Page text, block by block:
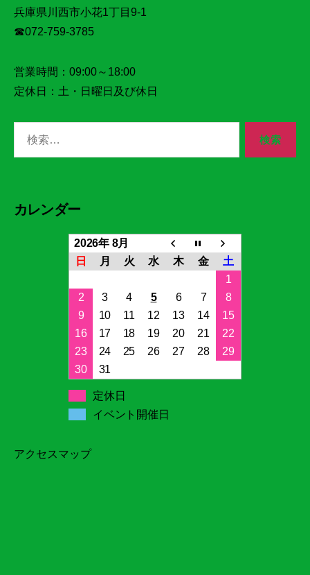
兵庫県川西市小花1丁目9‐1
☎072‐759‐3785
営業時間：09:00～18:00
定休日：土・日曜日及び休日
対
カレンダー
2026年 8月
日
月 火 水 木 金
土
1
2
3 4 5 6 7
8
9
10 11 12 13 14
15
16
17 18 19 20 21
22
23
24 25 26 27 28
29
30
31
定休日
イベント開催日
アクセスマップ